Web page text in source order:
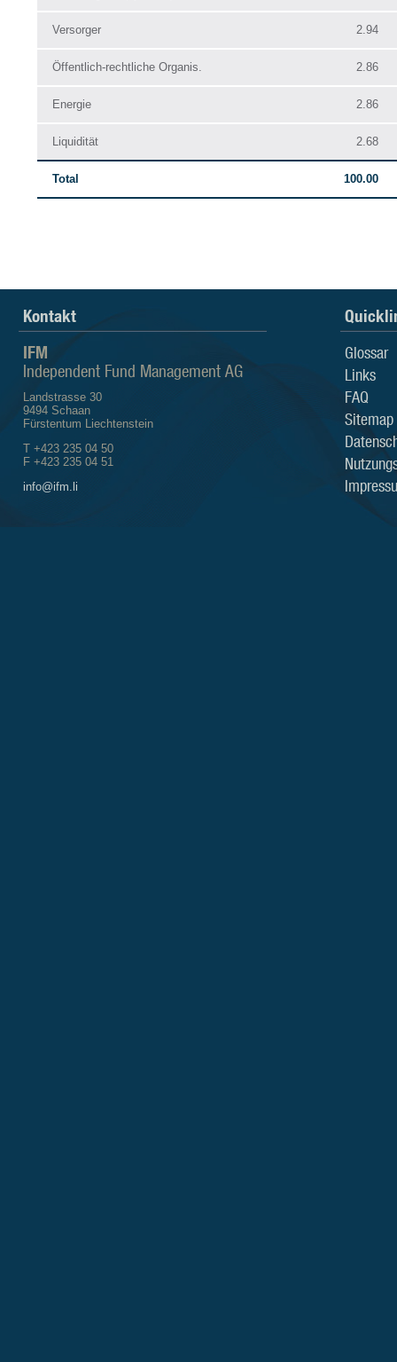
Versorger 2.94
Öffentlich-rechtliche Organis. 2.86
Energie 2.86
Liquidität 2.68
Total 100.00
Kontakt
IFM
Independent Fund Management AG
Landstrasse 30
9494 Schaan
Fürstentum Liechtenstein
T +423 235 04 50
F +423 235 04 51
info@ifm.li
Glossar
Links
FAQ
Sitemap